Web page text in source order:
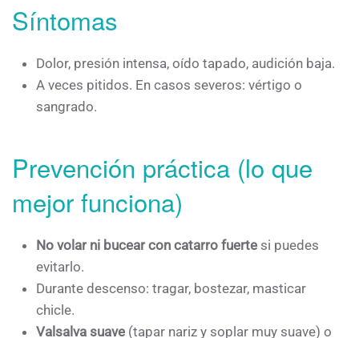
Síntomas
Dolor, presión intensa, oído tapado, audición baja.
A veces pitidos. En casos severos: vértigo o
sangrado.
Prevención práctica (lo que
mejor funciona)
No volar ni bucear con catarro fuerte si puedes
evitarlo.
Durante descenso: tragar, bostezar, masticar
chicle.
Valsalva suave (tapar nariz y soplar muy suave) o